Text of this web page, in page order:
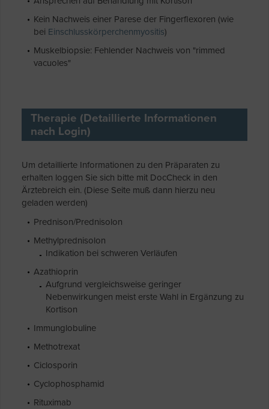
Kein Nachweis einer Parese der Fingerflexoren (wie
bei Einschlusskörperchenmyositis)
Muskelbiopsie: Fehlender Nachweis von "rimmed
vacuoles"
Therapie (Detaillierte Informationen
nach Login)
Um detaillierte Informationen zu den Präparaten zu
erhalten loggen Sie sich bitte mit DocCheck in den
Ärztebreich ein. (Diese Seite muß dann hierzu neu
geladen werden)
Prednison/Prednisolon
Methylprednisolon
Indikation bei schweren Verläufen
Azathioprin
Aufgrund vergleichsweise geringer
Nebenwirkungen meist erste Wahl in Ergänzung zu
Kortison
Immunglobuline
Methotrexat
Ciclosporin
Cyclophosphamid
Rituximab